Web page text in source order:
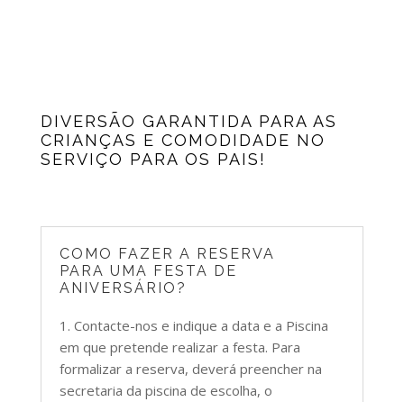
DIVERSÃO GARANTIDA PARA AS
CRIANÇAS E COMODIDADE NO
SERVIÇO PARA OS PAIS!
COMO FAZER A RESERVA
PARA UMA FESTA DE
ANIVERSÁRIO?
1. Contacte-nos e indique a data e a Piscina
em que pretende realizar a festa. Para
formalizar a reserva, deverá preencher na
secretaria da piscina de escolha, o